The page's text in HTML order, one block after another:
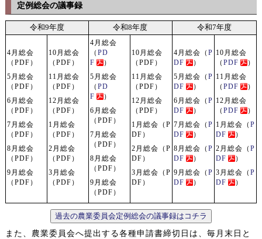
定例総会の議事録
令和9年度 令和8年度 令和7年度
4月総会
（PDF）
5月総会
（PDF）
6月総会
（PDF）
7月総会
（PDF）
8月総会
（PDF）
9月総会
（PDF）
10月総会
（PDF）
11月総会
（PDF）
12月総会
（PDF）
1月総会
（PDF）
2月総会
（PDF）
3月総会
（PDF）
4月総会
（ PD
F
）
5月総会
（ PD
F
）
6月総会
（PDF）
7月総会
（PDF）
8月総会
（PDF）
9月総会
（PDF）
10月総会
（PDF）
11月総会
（PDF）
12月総会
（PDF）
1月総会（P
DF）
2月総会（P
DF）
3月総会（P
DF）
4月総会（ P
DF
）
5月総会（ P
DF
）
6月総会（ P
DF
）
7月総会（ P
DF
）
8月総会（ P
DF
）
9月総会（ P
DF
）
10月総会
（ PDF
）
11月総会
（ PDF
）
12月総会
（ PDF
）
1月総会（ P
DF
）
2月総会（ P
DF
）
3月総会（ P
DF
）
過去の農業委員会定例総会の議事録はコチラ
また、農業委員会へ提出する各種申請書締切日は、毎月末日と